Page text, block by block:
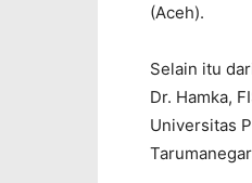
(Aceh).
Selain itu
Dr. Hamka,
Universitas